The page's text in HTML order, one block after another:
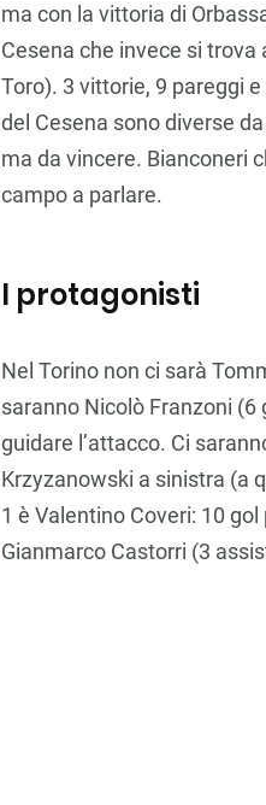
ma con la vittoria di
Cesena che invece si trova
Toro). 3 vittorie, 9 pareggi
del Cesena sono diverse
ma da vincere. Bianconeri
campo a parlare.
I protagonisti
Nel Torino non ci sarà
saranno Nicolò Franzoni (6
guidare l’attacco. Ci
Krzyzanowski a sinistra (a
1 è Valentino Coveri: 10
Gianmarco Castorri (3